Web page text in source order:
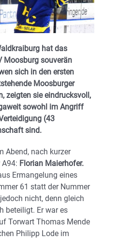
hat das
Moosburg souverän
sich in den ersten
Moosburger
zeigten sie eindrucksvoll,
sowohl im Angriff
(43
sind.
Abend, nach kurzer
Florian Maierhofer.
Ermangelung eines
61 statt der Nummer
nicht, denn gleich
beteiligt. Er war es
Torwart Thomas Mende
Philipp Lode im